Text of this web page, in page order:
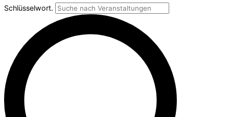
Schlüsselwort.